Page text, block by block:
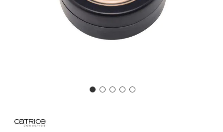
началото